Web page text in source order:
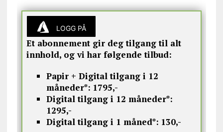
LOGG PÅ
Et abonnement gir deg tilgang til alt
innhold, og vi har følgende tilbud:
Papir + Digital tilgang i 12
måneder*: 1795,-
Digital tilgang i 12 måneder*:
1295,-
Digital tilgang i 1 måned*: 130,-